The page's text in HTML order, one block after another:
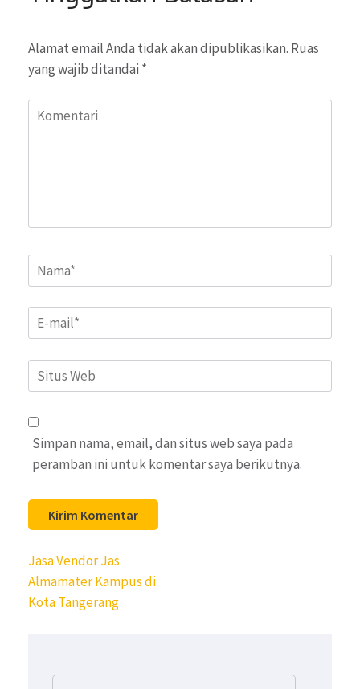
Alamat email Anda tidak akan dipublikasikan. Ruas
yang wajib ditandai *
Komentari
Name*
Email*
Situs
Web
Simpan nama, email, dan situs web saya pada
peramban ini untuk komentar saya berikutnya.
Navigasi
pos
Jasa Vendor Jas
Almamater Kampus di
Kota Tangerang